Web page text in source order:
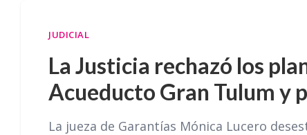
JUDICIAL
La Justicia rechazó los
Acueducto Gran Tulum y
La jueza de Garantías Mónica Lucero